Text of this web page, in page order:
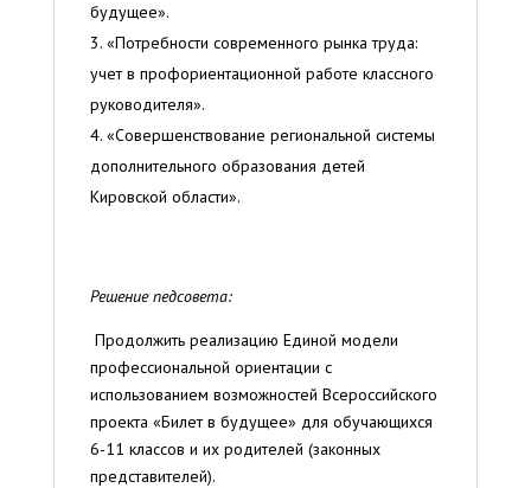
будущее».
«Потребности современного рынка труда:
учет в профориентационной работе классного
руководителя».
«Совершенствование региональной системы
дополнительного образования детей
Кировской области».
Решение педсовета:
Продолжить реализацию Единой модели
профессиональной ориентации с
использованием возможностей Всероссийского
проекта «Билет в будущее» для обучающихся
6-11 классов и их родителей (законных
представителей).